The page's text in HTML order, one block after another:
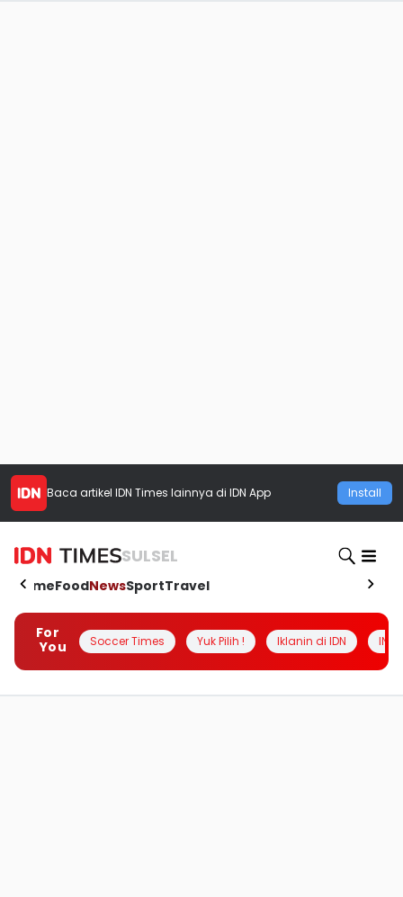
Baca artikel IDN Times lainnya di IDN App Install
SULSEL
HomeFoodNewsSportTravel
For
You
Soccer Times Yuk Pilih ! Iklanin di IDN